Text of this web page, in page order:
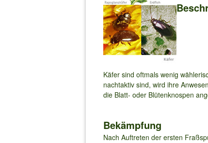
Käfer sind oftmals wenig
nachtaktiv sind, wird ihre
die Blatt- oder Blütenknospen
Bekämpfung
Nach Auftreten der ersten